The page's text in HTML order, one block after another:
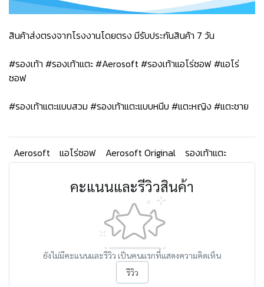
สินค้าส่งตรงจากโรงงานโดยตรง มีรับประกันสินค้า 7 วัน
#รองเท้า #รองเท้าแตะ #Aerosoft #รองเท้าแอโร่ซอฟ #แอโร่
ซอฟ
#รองเท้าแตะแบบสวม #รองเท้าแตะแบบหนีบ #แตะหญิง #แตะชาย
Aerosoft แอโร่ซอฟ Aerosoft Original รองเท้าแตะ
คะแนนและรีวิวสินค้า
ยังไม่มีคะแนนและรีวิว เป็นคนแรกที่แสดงความคิดเห็น
รีวิว